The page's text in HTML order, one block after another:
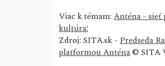
Viac k témam:Anténa -
kultúra!
Zdroj: SITA.sk -Predseda
platformou Anténa© SITA